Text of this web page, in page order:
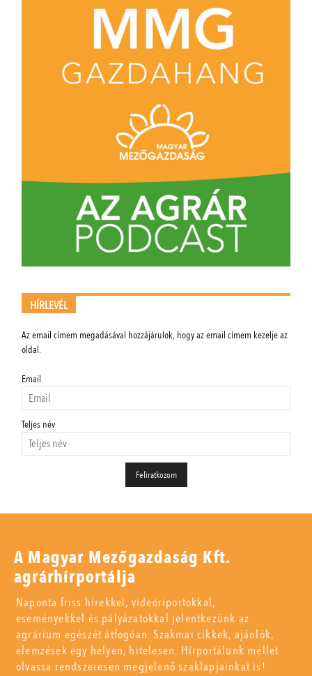
HÍRLEVÉL
Az email címem megadásával hozzájárulok, hogy az email címem kezelje az
oldal.
Email
Teljes név
A Magyar Mezőgazdaság Kft.
agrárhírportálja
Naponta friss hírekkel, videóriportokkal,
eseményekkel és pályázatokkal jelentkezünk az
agrárium egészét átfogóan. Szakmai cikkek, ajánlók,
elemzések egy helyen, hitelesen. Hírportálunk mellet
olvassa rendszeresen megjelenő szaklapjainkat is!